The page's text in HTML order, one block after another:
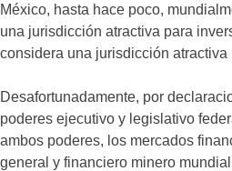
México, hasta hace poco,
una jurisdicción atractiva para
considera una jurisdicción atractiva
Desafortunadamente, por
poderes ejecutivo y legislativo
ambos poderes, los mercados
general y financiero minero